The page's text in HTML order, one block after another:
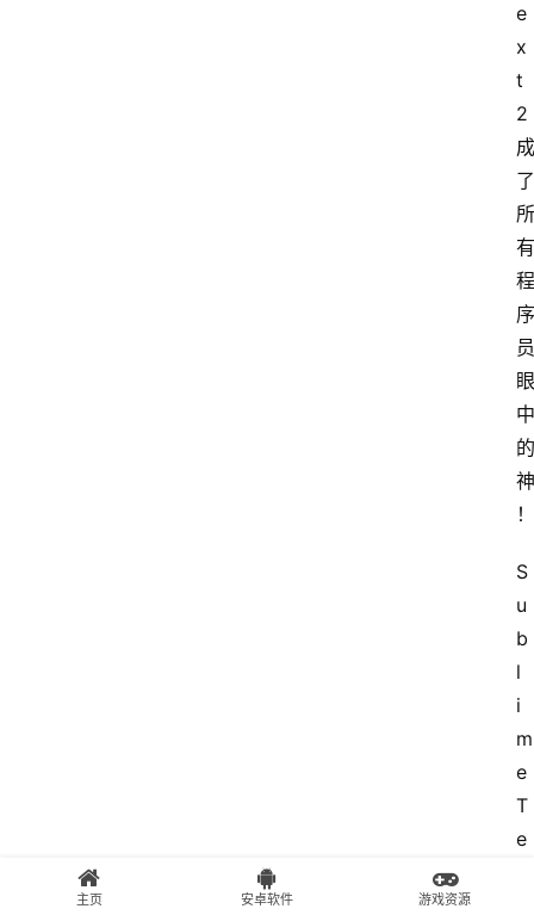
e
x
t
2
成
了
所
有
程
序
员
眼
中
的
神
！
S
u
b
l
i
m
e
T
e
主页 安卓软件 游戏资源